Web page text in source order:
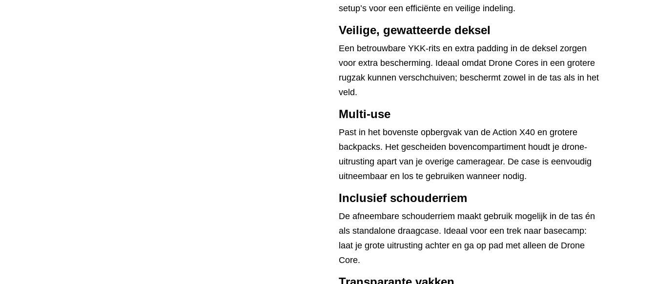
setup’s voor een efficiënte en veilige indeling.
Veilige, gewatteerde deksel
Een betrouwbare YKK-rits en extra padding in de deksel zorgen
voor extra bescherming. Ideaal omdat Drone Cores in een grotere
rugzak kunnen verschchuiven; beschermt zowel in de tas als in het
veld.
Multi-use
Past in het bovenste opbergvak van de Action X40 en grotere
backpacks. Het gescheiden bovencompartiment houdt je drone-
uitrusting apart van je overige cameragear. De case is eenvoudig
uitneembaar en los te gebruiken wanneer nodig.
Inclusief schouderriem
De afneembare schouderriem maakt gebruik mogelijk in de tas én
als standalone draagcase. Ideaal voor een trek naar basecamp:
laat je grote uitrusting achter en ga op pad met alleen de Drone
Core.